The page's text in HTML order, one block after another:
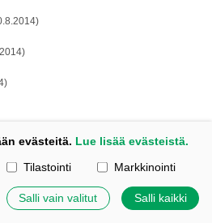
evästeitä. Lue lisää evästeistä.
Tilastointi Markkinointi
Salli vain valitut Salli kaikki